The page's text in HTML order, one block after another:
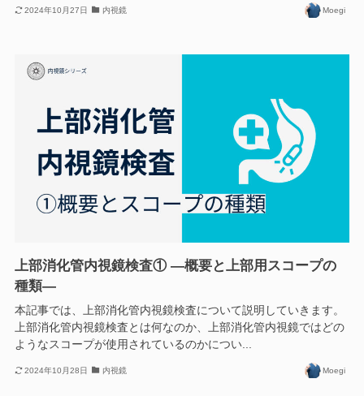
2024年10月27日 内視鏡 Moegi
上部消化管内視鏡検査① —概要と上部用スコープの
種類—
本記事では、上部消化管内視鏡検査について説明していきます。
上部消化管内視鏡検査とは何なのか、上部消化管内視鏡ではどの
ようなスコープが使用されているのかについ...
2024年10月28日 内視鏡 Moegi